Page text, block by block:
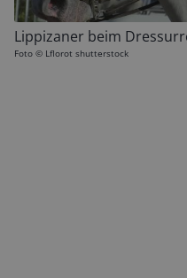
Lippizaner beim
Foto © Lflorot shutterstock